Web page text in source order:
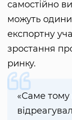
самостійно
можуть
експортну
зростання
ринку.
«Саме тому